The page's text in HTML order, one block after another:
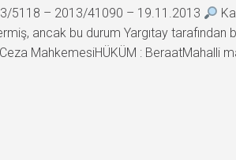
5118 – 2013/41090 – 19.11.2013
ancak bu durum Yargıtay
MahkemesiHÜKÜM : BeraatMahalli